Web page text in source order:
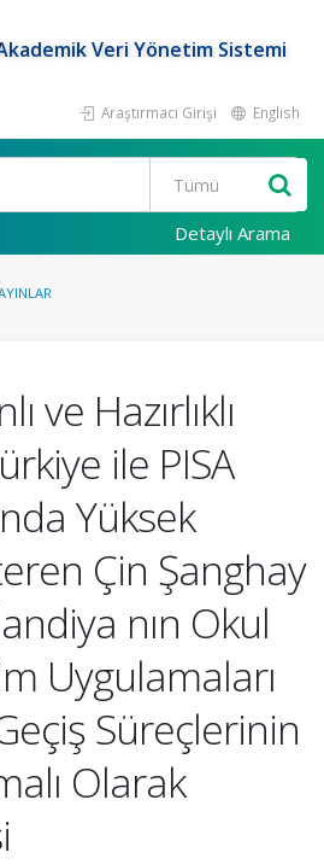
Veri Yönetim Sistemi
Araştırmacı Girişi English
Detaylı Arama
ve Hazırlıklı
ile PISA
Yüksek
Çin Şanghay
nın Okul
Uygulamaları
Süreçlerinin
Olarak